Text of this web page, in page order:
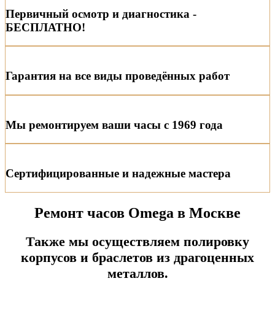
Первичный осмотр и диагностика -
БЕСПЛАТНО!
Гарантия на все виды проведённых работ
Мы ремонтируем ваши часы с 1969 года
Сертифицированные и надежные мастера
Ремонт часов Omega в Москве
Также мы осуществляем полировку
корпусов и браслетов из драгоценных
металлов.